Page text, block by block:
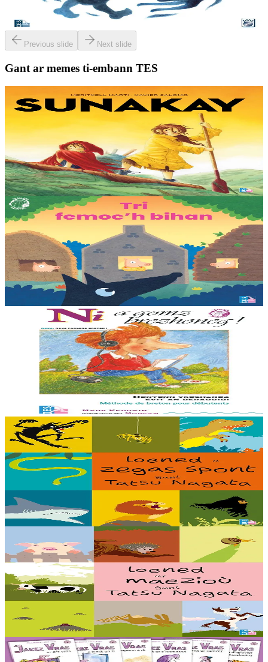
bet pedet er friko e-kreiz Menez Are....
Er stok
Previous slide Next slide
Gant ar memes ti-embann TES
TES
Sunakay
Deuet eo ar mor da vezañ ur pezh lennad loustoni hep netra vev
ennañ ken. Div c’hoar zo o chom war un enez plastik, o klask bevañ
evel ma c’hallont, e-touez al lastez....
Er stok25,00 €
3 bloaz hag ouzhpenn
TES
Tri femoc'h bihan
Ur wech e oa tri femoc’h bihan hag a veve eürus gant o zud. Un
deiz koulskoude e voe poent da bep hini kaout e di ! Ur rummad
savet a-ratozh evit ar vugale...
11 vloaz hag ouzhpenn
Ni a gomz brezhoneg
Un hentenn brezhoneg evit deraouidi al lise. En embannadur-mañ ez
eus ur c’hod el levr evit selaou an enrolladennoù enlinenn. Trede
embannadur.
23,00 €
5 bloaz hag ouzhpenn
TES
Loened a zegas spont
Debriñ kig a reont, toullañ a reont pejoù, yudal a reont pe gwelet en
noz hag an holl a laka bihan ha bras da grenañ : setu loened a zegas
spont gant ar...
Er stok16,00 €
TES
Loened ar maezioù
Speuñial a reont, debriñ geot, goañvaat, dindan an douar e vezont o
chom pe dozviñ vioù a reont : setu loened diwar ar maez gant ar
c’helenner Tastu Nagata !...
16,00 €
6 vloaz hag ouzhpenn
TES